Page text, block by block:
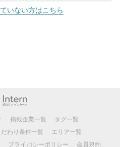
いない方はこちら
掲載企業一覧
タグ一覧
だわり条件一覧
エリア一覧
プライバシーポリシー
会員規約